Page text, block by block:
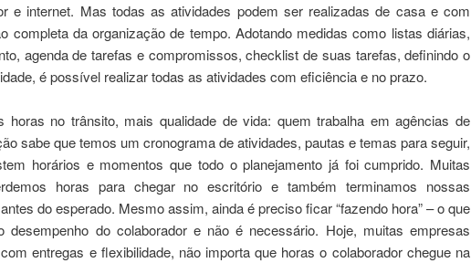
e internet. Mas todas as atividades podem ser realizadas de casa e com
completa da organização de tempo. Adotando medidas como listas diárias,
agenda de tarefas e compromissos, checklist de suas tarefas, definindo o
é possível realizar todas as atividades com eficiência e no prazo.
horas no trânsito, mais qualidade de vida: quem trabalha em agências de
sabe que temos um cronograma de atividades, pautas e temas para seguir,
horários e momentos que todo o planejamento já foi cumprido. Muitas
horas para chegar no escritório e também terminamos nossas
do esperado. Mesmo assim, ainda é preciso ficar “fazendo hora” – o que
desempenho do colaborador e não é necessário. Hoje, muitas empresas
entregas e flexibilidade, não importa que horas o colaborador chegue na